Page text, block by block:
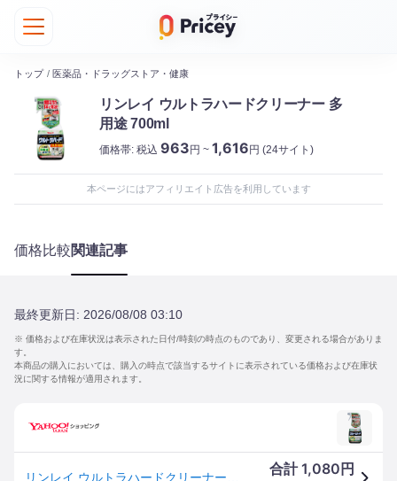
トップ / 医薬品・ドラッグストア・健康
リンレイ ウルトラハードクリーナー 多
用途 700ml
価格帯: 税込 963円 ~ 1,616円 (24サイト)
本ページにはアフィリエイト広告を利用しています
価格比較関連記事
最終更新日: 2026/08/08 03:10
※ 価格および在庫状況は表示された日付/時刻の時点のものであり、変更される場合がありま
す。
本商品の購入においては、購入の時点で該当するサイトに表示されている価格および在庫状
況に関する情報が適用されます。
合計1,080 円